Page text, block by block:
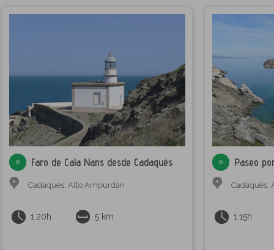
Faro de Cala Nans desde Cadaqués
Cadaqués, Alto Ampurdán
1:20h 5 km
Paseo
Cadaqués,
1:15h